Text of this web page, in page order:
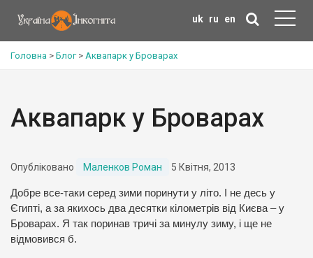
uk ru en
Головна > Блог> Аквапарк у Броварах
Аквапарк у Броварах
Опубліковано Маленков Роман 5 Квітня, 2013
Добре все-таки серед зими поринути у літо. І не десь у
Єгипті, а за якихось два десятки кілометрів від Києва – у
Броварах. Я так поринав тричі за минулу зиму, і ще не
відмовився б.